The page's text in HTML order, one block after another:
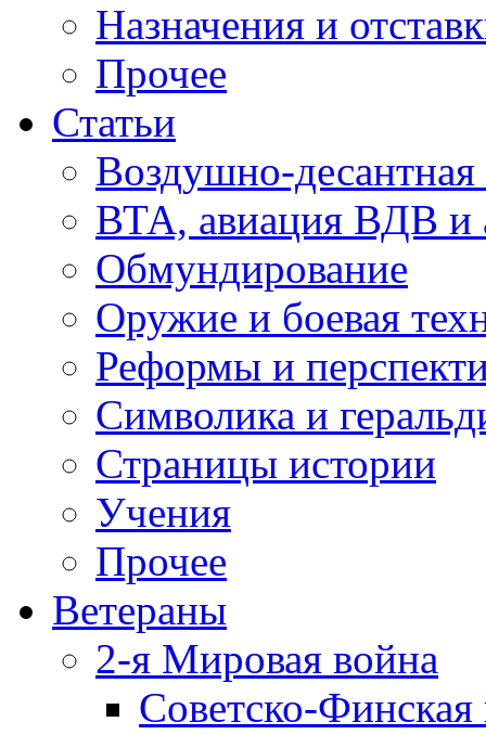
Назначения и
Прочее
Статьи
Воздушно-десантная
ВТА, авиация ВДВ и
Обмундирование
Оружие и боевая
Реформы и
Символика и
Страницы истории
Учения
Прочее
Ветераны
2-я Мировая война
Советско-